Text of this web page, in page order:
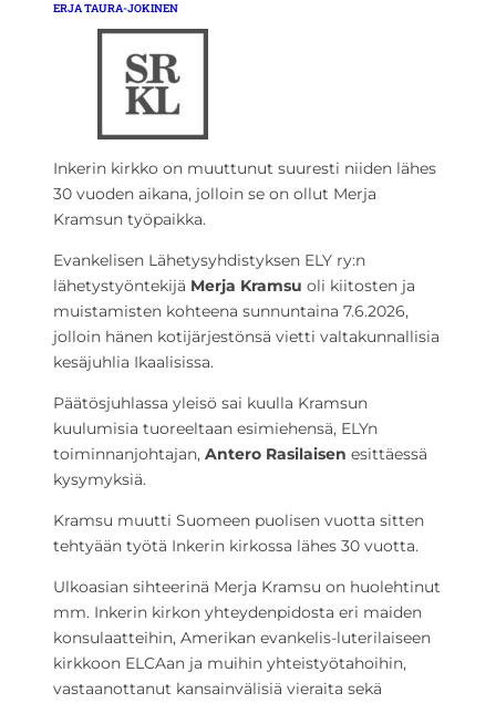
ERJA TAURA-JOKINEN
Inkerin kirkko on muuttunut suuresti niiden lähes
30 vuoden aikana, jolloin se on ollut Merja
Kramsun työpaikka.
Evankelisen Lähetysyhdistyksen ELY ry:n
lähetystyöntekijä Merja Kramsu oli kiitosten ja
muistamisten kohteena sunnuntaina 7.6.2026,
jolloin hänen kotijärjestönsä vietti valtakunnallisia
kesäjuhlia Ikaalisissa.
Päätösjuhlassa yleisö sai kuulla Kramsun
kuulumisia tuoreeltaan esimiehensä, ELYn
toiminnanjohtajan, Antero Rasilaisen esittäessä
kysymyksiä.
Kramsu muutti Suomeen puolisen vuotta sitten
tehtyään työtä Inkerin kirkossa lähes 30 vuotta.
Ulkoasian sihteerinä Merja Kramsu on huolehtinut
mm. Inkerin kirkon yhteydenpidosta eri maiden
konsulaatteihin, Amerikan evankelis-luterilaiseen
kirkkoon ELCAan ja muihin yhteistyötahoihin,
vastaanottanut kansainvälisiä vieraita sekä